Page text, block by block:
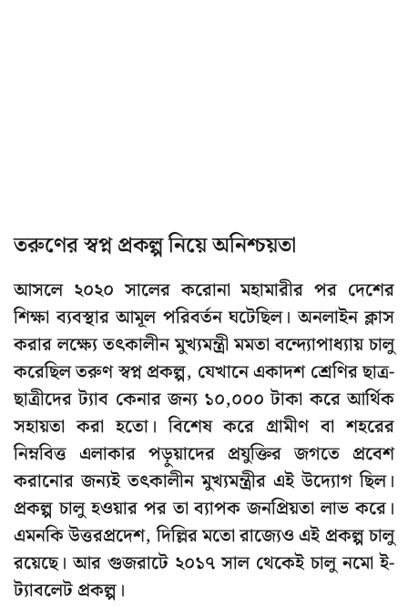
তরুণের স্বপ্ন প্রকল্প নিয়ে অনিশ্চয়তা
আসলে ২০২০ সালের করোনা মহামারীর পর দেশের
শিক্ষা ব্যবস্থার আমূল পরিবর্তন ঘটেছিল। অনলাইন ক্লাস
করার লক্ষ্যে তৎকালীন মুখ্যমন্ত্রী মমতা বন্দ্যোপাধ্যায় চালু
করেছিল তরুণ স্বপ্ন প্রকল্প, যেখানে একাদশ শ্রেণির ছাত্র-
ছাত্রীদের ট্যাব কেনার জন্য ১০,০০০ টাকা করে আর্থিক
সহায়তা করা হতো। বিশেষ করে গ্রামীণ বা শহরের
নিম্নবিত্ত এলাকার পড়ুয়াদের প্রযুক্তির জগতে প্রবেশ
করানোর জন্যই তৎকালীন মুখ্যমন্ত্রীর এই উদ্যোগ ছিল।
প্রকল্প চালু হওয়ার পর তা ব্যাপক জনপ্রিয়তা লাভ করে।
এমনকি উত্তরপ্রদেশ, দিল্লির মতো রাজ্যেও এই প্রকল্প চালু
রয়েছে। আর গুজরাটে ২০১৭ সাল থেকেই চালু নমো ই-
ট্যাবলেট প্রকল্প।